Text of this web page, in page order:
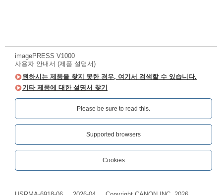
imagePRESS V1000
사용자 안내서 (제품 설명서)
원하시는 제품을 찾지 못한 경우, 여기서 검색할 수 있습니다.
기타 제품에 대한 설명서 찾기
Please be sure to read this.‎
Supported browsers
Cookies